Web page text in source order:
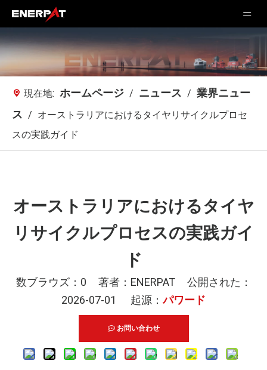
現在地: ホームページ / ニュース / 業界ニュー
ス / オーストラリアにおけるタイヤリサイクルプロセ
スの実践ガイド
オーストラリアにおけるタイヤ
リサイクルプロセスの実践ガイ
ド
数ブラウズ： 0 著者：ENERPAT 公開された：
2026-07-01 起源：パワード
お問い合わせ